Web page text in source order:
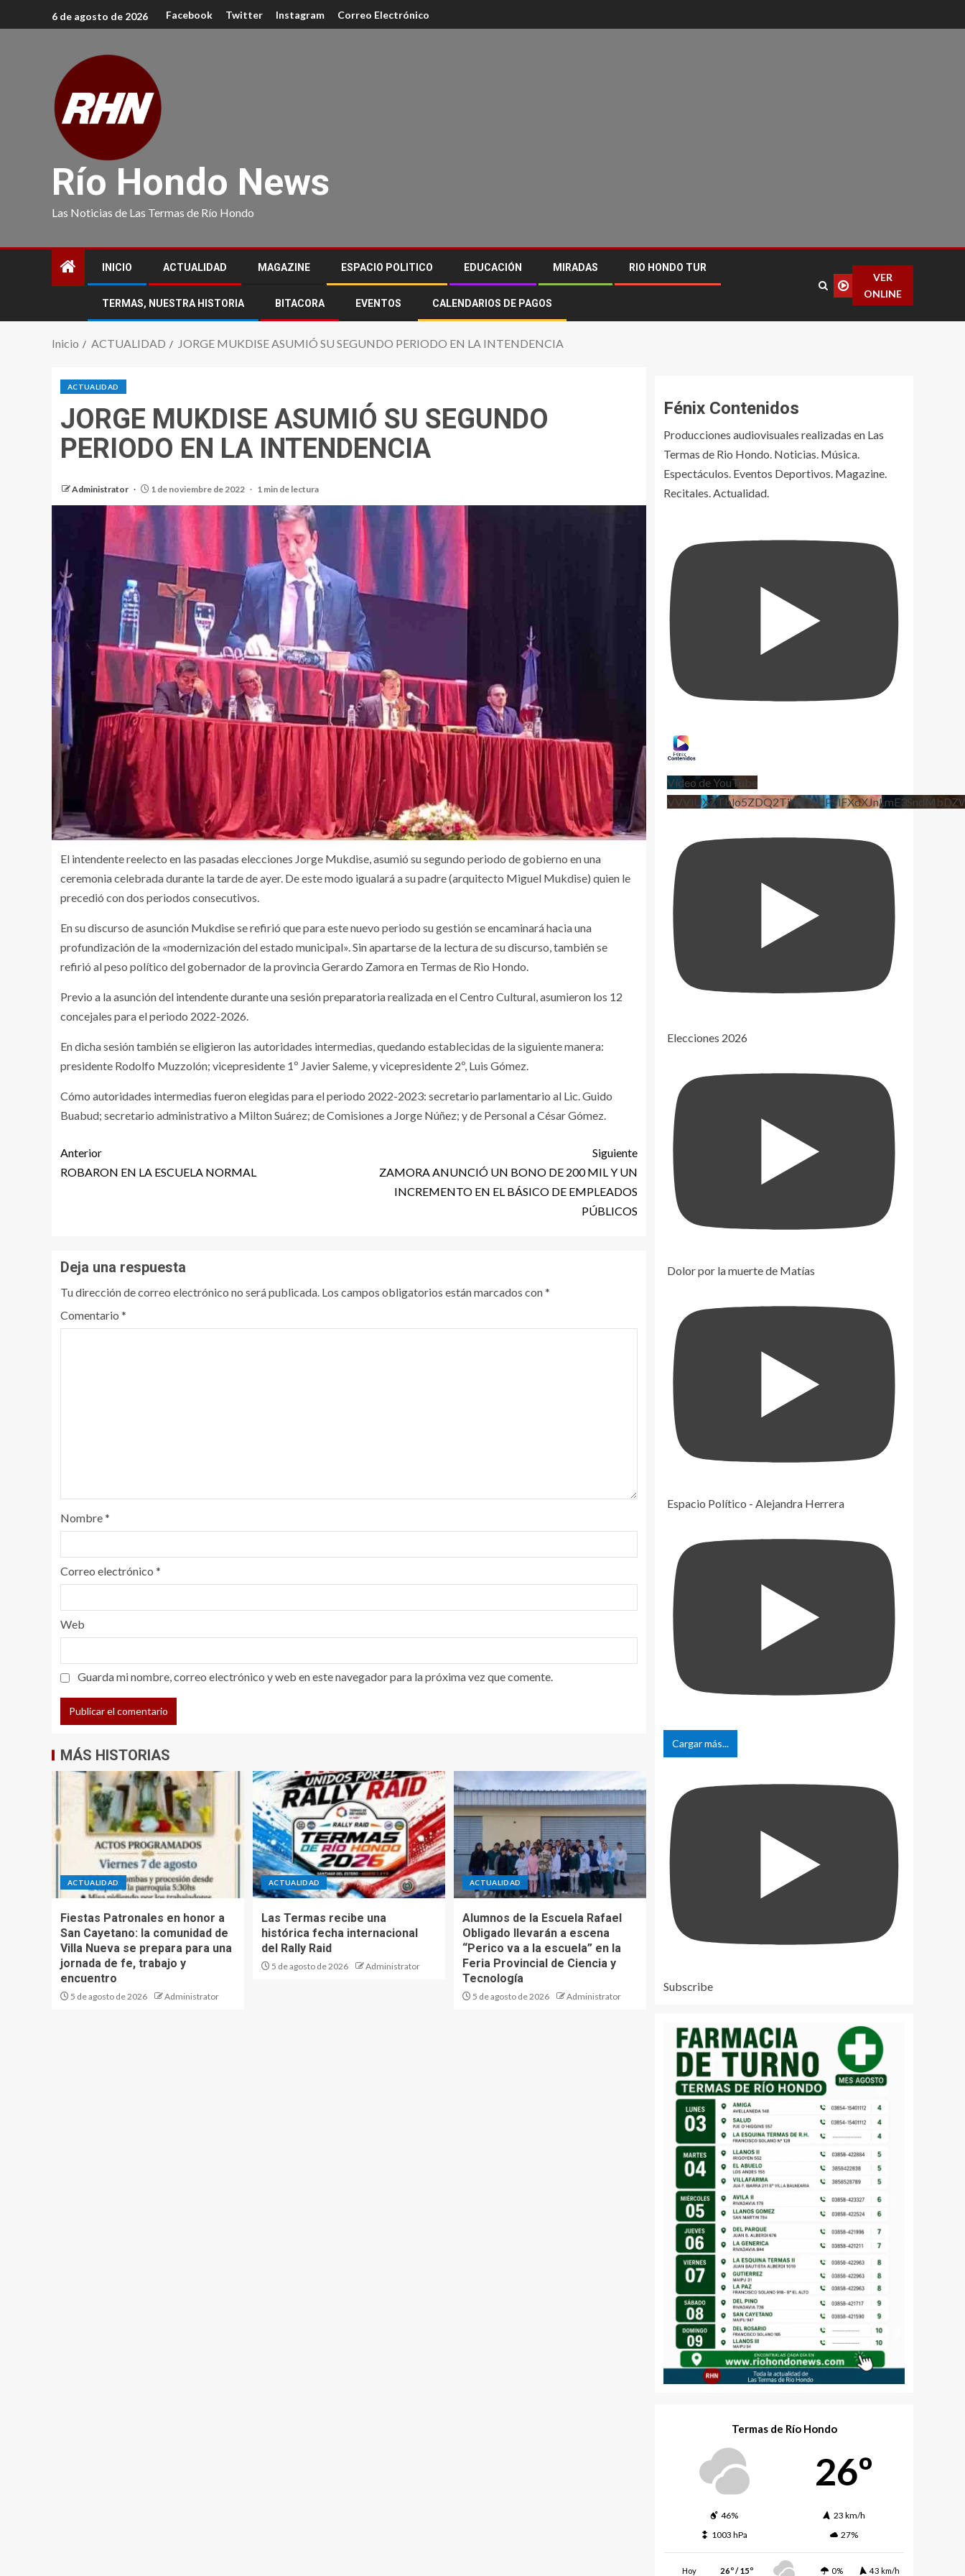
6 de agosto de 2026 Facebook Twitter Instagram Correo Electrónico
Río Hondo News
Las Noticias de Las Termas de Río Hondo
INICIO ACTUALIDAD MAGAZINE ESPACIO POLITICO EDUCACIÓN MIRADAS RIO HONDO TUR
TERMAS, NUESTRA HISTORIA BITACORA EVENTOS CALENDARIOS DE PAGOS
VER
ONLINE
Inicio ACTUALIDAD JORGE MUKDISE ASUMIÓ SU SEGUNDO PERIODO EN LA INTENDENCIA
ACTUALIDAD
JORGE MUKDISE ASUMIÓ SU SEGUNDO
PERIODO EN LA INTENDENCIA
Administrator 1 de noviembre de 2022 1 min de lectura
El intendente reelecto en las pasadas elecciones Jorge Mukdise, asumió su segundo periodo de gobierno en una
ceremonia celebrada durante la tarde de ayer. De este modo igualará a su padre (arquitecto Miguel Mukdise) quien le
precedió con dos periodos consecutivos.
En su discurso de asunción Mukdise se refirió que para este nuevo periodo su gestión se encaminará hacia una
profundización de la «modernización del estado municipal». Sin apartarse de la lectura de su discurso, también se
refirió al peso político del gobernador de la provincia Gerardo Zamora en Termas de Rio Hondo.
Previo a la asunción del intendente durante una sesión preparatoria realizada en el Centro Cultural, asumieron los 12
concejales para el periodo 2022-2026.
En dicha sesión también se eligieron las autoridades intermedias, quedando establecidas de la siguiente manera:
presidente Rodolfo Muzzolón; vicepresidente 1º Javier Saleme, y vicepresidente 2º, Luis Gómez.
Cómo autoridades intermedias fueron elegidas para el periodo 2022-2023: secretario parlamentario al Lic. Guido
Buabud; secretario administrativo a Milton Suárez; de Comisiones a Jorge Núñez; y de Personal a César Gómez.
Anterior
ROBARON EN LA ESCUELA NORMAL
Siguiente
ZAMORA ANUNCIÓ UN BONO DE 200 MIL Y UN
INCREMENTO EN EL BÁSICO DE EMPLEADOS
PÚBLICOS
Deja una respuesta
Tu dirección de correo electrónico no será publicada. Los campos obligatorios están marcados con*
Comentario *
Nombre*
Correo electrónico *
Web
Guarda mi nombre, correo electrónico y web en este navegador para la próxima vez que comente.
MÁS HISTORIAS
ACTUALIDAD
Fiestas Patronales en honor a
San Cayetano: la comunidad de
Villa Nueva se prepara para una
jornada de fe, trabajo y
encuentro
5 de agosto de 2026 Administrator
ACTUALIDAD
Las Termas recibe una
histórica fecha internacional
del Rally Raid
5 de agosto de 2026 Administrator
ACTUALIDAD
Alumnos de la Escuela Rafael
Obligado llevarán a escena
“Perico va a la escuela” en la
Feria Provincial de Ciencia y
Tecnología
5 de agosto de 2026 Administrator
Fénix Contenidos
Producciones audiovisuales realizadas en Las
Termas de Rio Hondo. Noticias. Música.
Espectáculos. Eventos Deportivos. Magazine.
Recitales. Actualidad.
Vídeo de YouTube
Elecciones 2026
Dolor por la muerte de Matías
Espacio Político - Alejandra Herrera
Cargar más...
Subscribe
Termas de Río Hondo
26º
46%
23 km/h
1003 hPa
27%
Hoy 26º / 15º 0% 43 km/h